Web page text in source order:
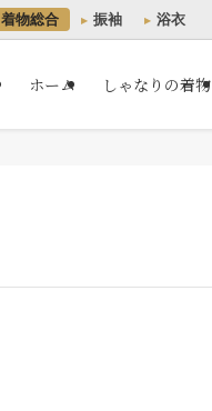
着物総合 振袖 浴衣
ホーム しゃなりの着物